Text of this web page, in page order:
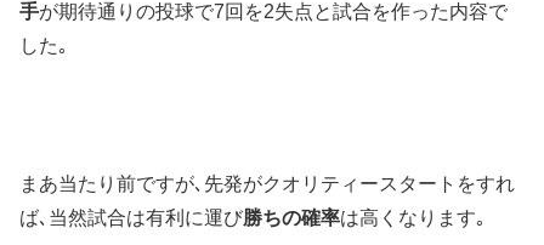
手が期待通りの投球で7回を2失点と試合を作った内容で
した｡
まあ当たり前ですが､先発がクオリティースタートをすれ
ば､当然試合は有利に運び勝ちの確率は高くなります｡